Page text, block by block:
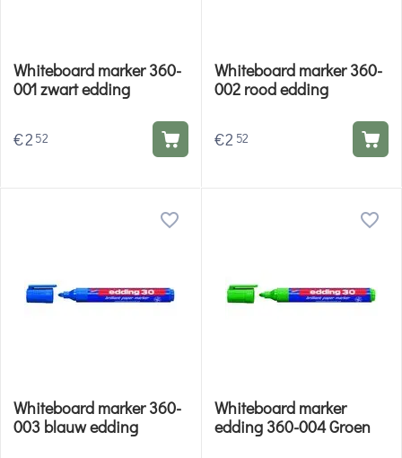
Whiteboard marker 360-
001 zwart edding
€2 52
Whiteboard marker 360-
002 rood edding
€2 52
Whiteboard marker 360-
003 blauw edding
Whiteboard marker
edding 360-004 Groen